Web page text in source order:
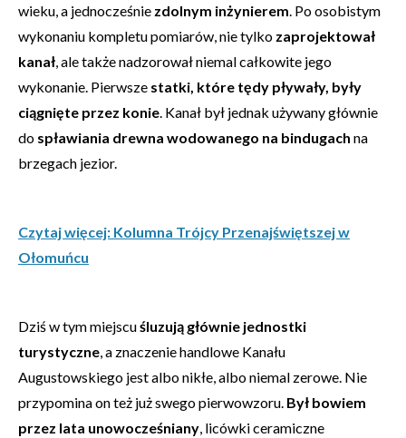
wieku, a jednocześnie zdolnym inżynierem. Po osobistym
wykonaniu kompletu pomiarów, nie tylko zaprojektował
kanał, ale także nadzorował niemal całkowite jego
wykonanie. Pierwsze statki, które tędy pływały, były
ciągnięte przez konie. Kanał był jednak używany głównie
do spławiania drewna wodowanego na bindugach na
brzegach jezior.
Czytaj więcej: Kolumna Trójcy Przenajświętszej w
Ołomuńcu
Dziś w tym miejscuśluzują głównie jednostki
turystyczne, a znaczenie handlowe Kanału
Augustowskiego jest albo nikłe, albo niemal zerowe. Nie
przypomina on też już swego pierwowzoru. Był bowiem
przez lata unowocześniany, licówki ceramiczne